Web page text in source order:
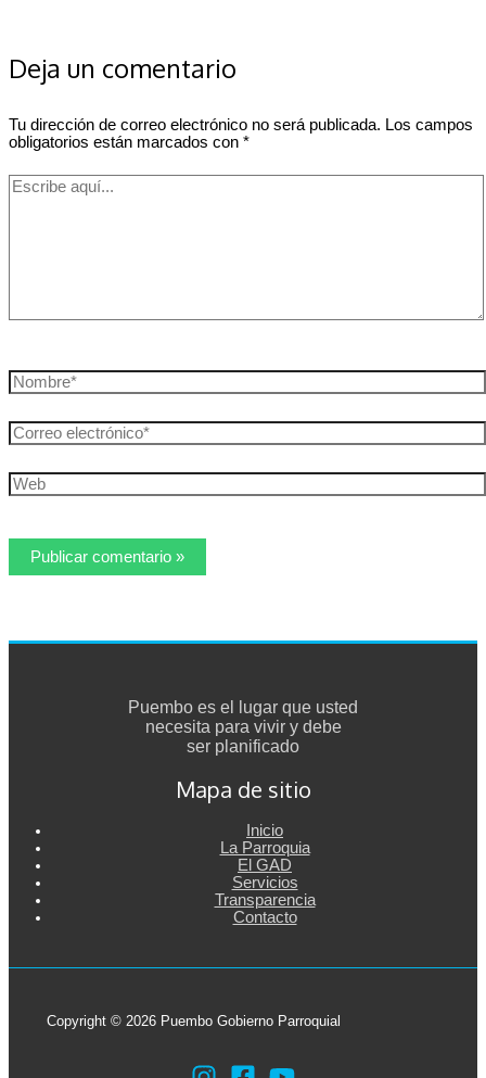
Deja un comentario
Tu dirección de correo electrónico no será publicada. Los campos
obligatorios están marcados con *
Escribe
Nombre*
Correo
electrónico*
Web
Puembo es el lugar que usted
necesita para vivir y debe
ser planificado
Mapa de sitio
Inicio
La Parroquia
El GAD
Servicios
Transparencia
Contacto
Copyright © 2026 Puembo Gobierno Parroquial